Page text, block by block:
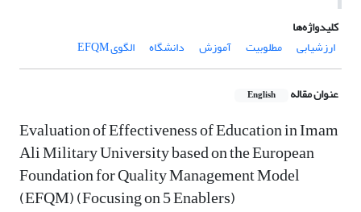
کلیدواژه‌ها
ارزشیابی
مطلوبیت آموزش دانشگاه الگوی EFQM
عنوان مقاله English
Evaluation of Effectiveness of Education in Imam
Ali Military University based on the European
Foundation for Quality Management Model
(EFQM) (Focusing on 5 Enablers)